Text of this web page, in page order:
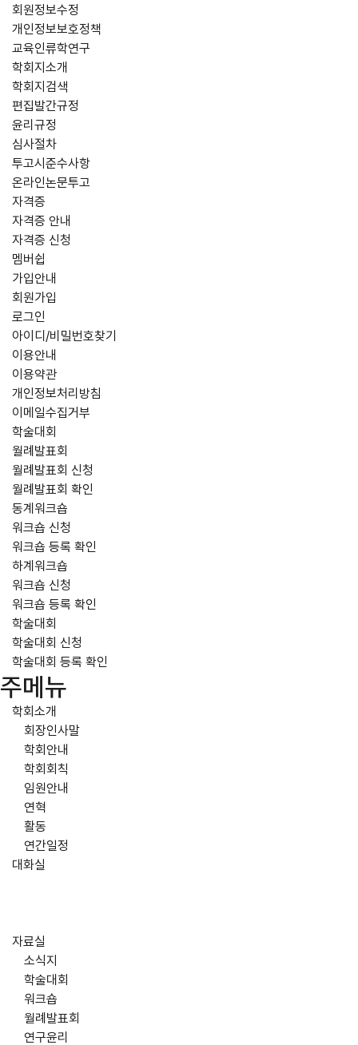
회원정보수정
개인정보보호정책
교육인류학연구
학회지소개
학회지검색
편집발간규정
윤리규정
심사절차
투고시준수사항
온라인논문투고
자격증
자격증 안내
자격증 신청
멤버쉽
가입안내
회원가입
로그인
아이디/비밀번호찾기
이용안내
이용약관
개인정보처리방침
이메일수집거부
학술대회
월례발표회
월례발표회 신청
월례발표회 확인
동계워크숍
워크숍 신청
워크숍 등록 확인
하계워크숍
워크숍 신청
워크숍 등록 확인
학술대회
학술대회 신청
학술대회 등록 확인
주메뉴
학회소개
회장인사말
학회안내
학회회칙
임원안내
연혁
활동
연간일정
대화실
자료실
소식지
학술대회
워크숍
월례발표회
연구윤리